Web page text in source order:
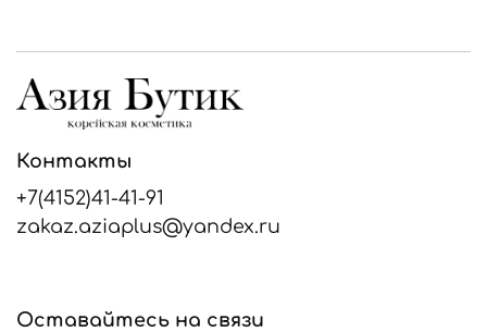
Контакты
+7(4152)41-41-91
zakaz.aziaplus@yandex.ru
Оставайтесь на связи